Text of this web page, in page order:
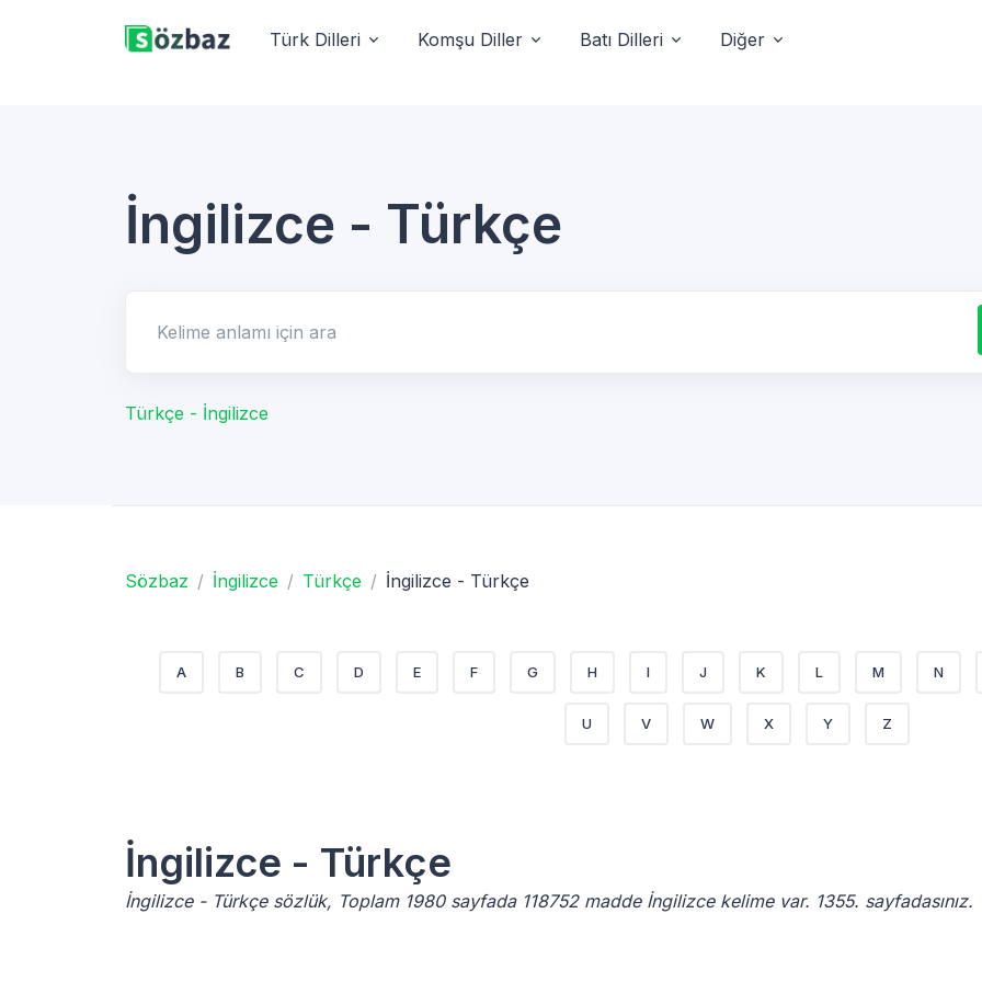
Türk Dilleri Komşu Diller Batı Dilleri Diğer
İngilizce - Türkçe
Türkçe - İngilizce
Sözbaz İngilizce Türkçe İngilizce - Türkçe
A B C D E F G H I J K L M N
U V W X Y Z
İngilizce - Türkçe
İngilizce - Türkçe sözlük, Toplam 1980 sayfada 118752 madde İngilizce kelime var. 1355. sayfadasınız.